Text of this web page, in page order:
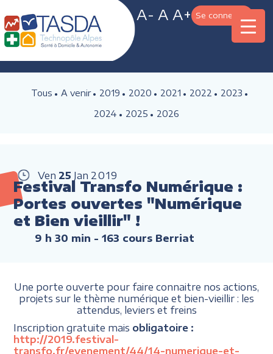
A- A A+ Se connecter
Tous A venir 2019 2020 2021 2022
2023
2024
2025 2026
Ven 25 Jan 2019
Festival Transfo Numérique :
Portes ouvertes "Numérique
et Bien vieillir" !
9 h 30 min - 163 cours Berriat
Une porte ouverte pour faire connaitre nos actions,
projets sur le thème numérique et bien-vieillir : les
attendus, leviers et freins
Inscription gratuite mais obligatoire :
http://2019.festival-
transfo.fr/evenement/44/14-numerique-et-